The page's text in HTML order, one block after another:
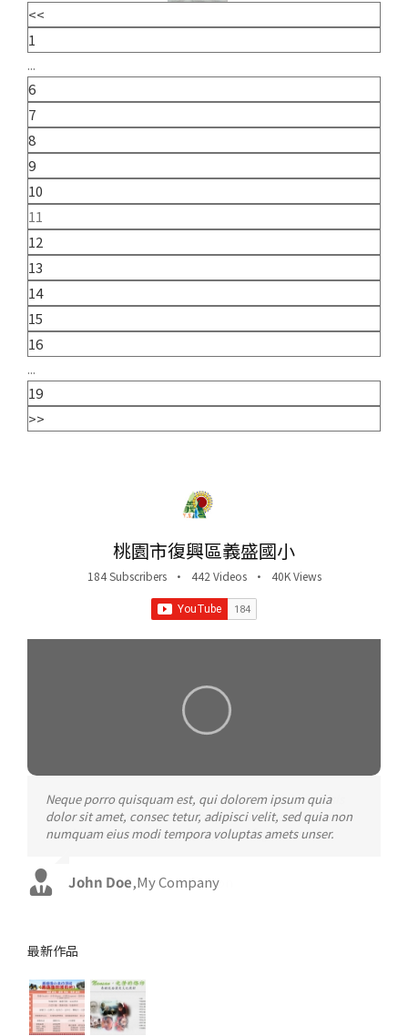
<<
1
...
6
7
8
9
10
11
12
13
14
15
16
...
19
>>
桃園市復興區義盛國小
184 Subscribers • 442 Videos • 40K Views
Neque porro quisquam est, qui dolorem ipsum quia
dolor sit amet, consec tetur, adipisci velit, sed quia non
numquam eius modi tempora voluptas amets unser.
John Doe,My Company
Aliquam erat volutpat. Quisque at est id ligula facilisis
laoreet eget pulvinar nibh. Suspendisse at ultrices dui.
Curabitur ac felis arcu sadips ipsums fugiats nemis.
Luke Beck,Theme Fusion
最新作品